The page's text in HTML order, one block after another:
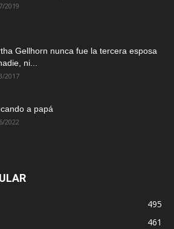
2019
Gellhorn nunca fue la tercera esposa
ni...
2017
a papá
2022
495
461